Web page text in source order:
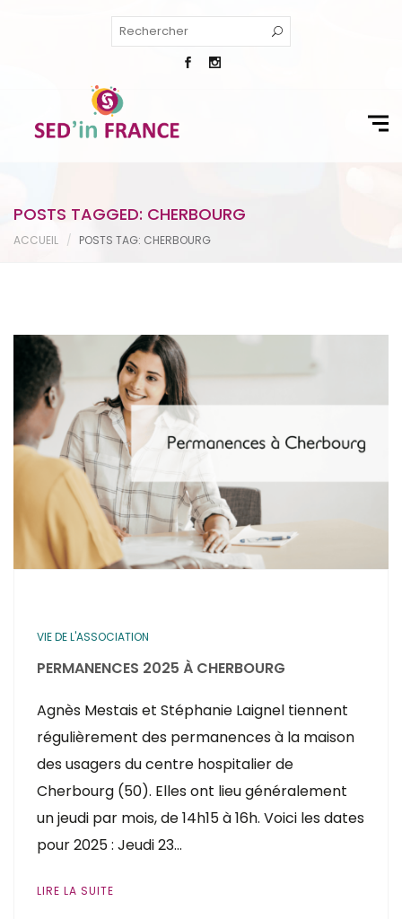
POSTS TAGGED: CHERBOURG
ACCUEIL POSTS TAG: CHERBOURG
VIE DE L'ASSOCIATION
PERMANENCES 2025 À CHERBOURG
Agnès Mestais et Stéphanie Laignel tiennent
régulièrement des permanences à la maison
des usagers du centre hospitalier de
Cherbourg (50). Elles ont lieu généralement
un jeudi par mois, de 14h15 à 16h. Voici les dates
pour 2025 : Jeudi 23…
LIRE LA SUITE